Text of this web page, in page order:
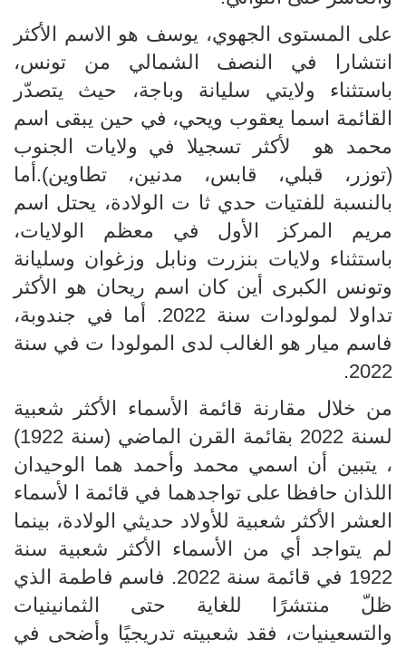
على المستوى الجهوي، يوسف هو الاسم الأكثر
انتشارا في النصف الشمالي من تونس،
باستثناء ولايتي سليانة وباجة، حيث يتصدّر
القائمة اسما يعقوب ويحي، في حين يبقى اسم
محمد هو لأكثر تسجيلا في ولايات الجنوب
(توزر، قبلي، قابس، مدنين، تطاوين).أما
بالنسبة للفتيات حدي ثا ت الولادة، يحتل اسم
مريم المركز الأول في معظم الولايات،
باستثناء ولايات بنزرت ونابل وزغوان وسليانة
وتونس الكبرى أين كان اسم ريحان هو الأكثر
تداولا لمولودات سنة 2022. أما في جندوبة،
فاسم ميار هو الغالب لدى المولودا ت في سنة
2022.
من خلال مقارنة قائمة الأسماء الأكثر شعبية
لسنة 2022 بقائمة القرن الماضي (سنة 1922)
، يتبين أن اسمي محمد وأحمد هما الوحيدان
اللذان حافظا على تواجدهما في قائمة ا لأسماء
العشر الأكثر شعبية للأولاد حديثي الولادة، بينما
لم يتواجد أي من الأسماء الأكثر شعبية سنة
1922 في قائمة سنة 2022. فاسم فاطمة الذي
ظلّ منتشرًا للغاية حتى الثمانينيات
والتسعينيات، فقد شعبيته تدريجيًا وأضحى في